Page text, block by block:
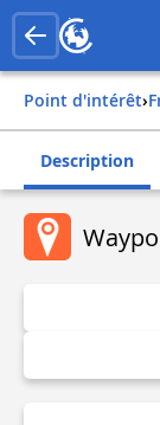
Point d'intérêt›
Description